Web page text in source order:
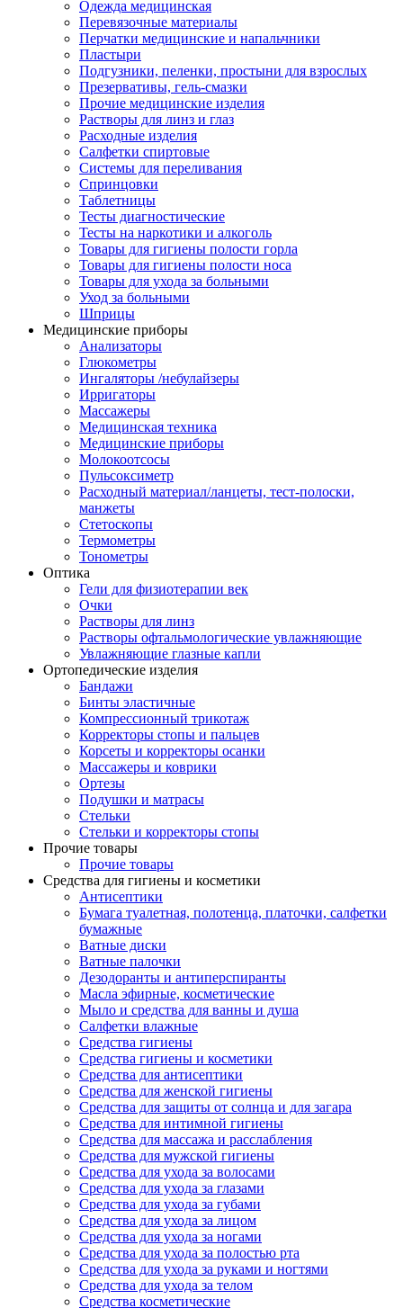
Одежда медицинская
Перевязочные материалы
Перчатки медицинские и напальчники
Пластыри
Подгузники, пеленки, простыни для взрослых
Презервативы, гель-смазки
Прочие медицинские изделия
Растворы для линз и глаз
Расходные изделия
Салфетки спиртовые
Системы для переливания
Спринцовки
Таблетницы
Тесты диагностические
Тесты на наркотики и алкоголь
Товары для гигиены полости горла
Товары для гигиены полости носа
Товары для ухода за больными
Уход за больными
Шприцы
Медицинские приборы
Анализаторы
Глюкометры
Ингаляторы /небулайзеры
Ирригаторы
Массажеры
Медицинская техника
Медицинские приборы
Молокоотсосы
Пульсоксиметр
Расходный материал/ланцеты, тест-полоски,
манжеты
Стетоскопы
Термометры
Тонометры
Оптика
Гели для физиотерапии век
Очки
Растворы для линз
Растворы офтальмологические увлажняющие
Увлажняющие глазные капли
Ортопедические изделия
Бандажи
Бинты эластичные
Компрессионный трикотаж
Корректоры стопы и пальцев
Корсеты и корректоры осанки
Массажеры и коврики
Ортезы
Подушки и матрасы
Стельки
Стельки и корректоры стопы
Прочие товары
Прочие товары
Средства для гигиены и косметики
Антисептики
Бумага туалетная, полотенца, платочки, салфетки
бумажные
Ватные диски
Ватные палочки
Дезодоранты и антиперспиранты
Масла эфирные, косметические
Мыло и средства для ванны и душа
Салфетки влажные
Средства гигиены
Средства гигиены и косметики
Средства для антисептики
Средства для женской гигиены
Средства для защиты от солнца и для загара
Средства для интимной гигиены
Средства для массажа и расслабления
Средства для мужской гигиены
Средства для ухода за волосами
Средства для ухода за глазами
Средства для ухода за губами
Средства для ухода за лицом
Средства для ухода за ногами
Средства для ухода за полостью рта
Средства для ухода за руками и ногтями
Средства для ухода за телом
Средства косметические